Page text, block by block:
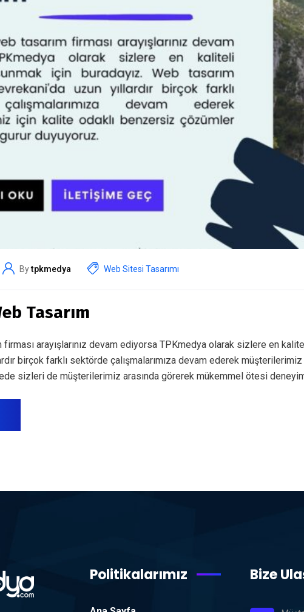
Bytpkmedya Web Sitesi Tasarımı
Tasarım
firması arayışlarınız devam ediyorsa TPKmedya olarak sizlere en
birçok farklı sektörde çalışmalarımıza devam ederek
sizleri de müşterilerimiz arasında görerek mükemmel ötesi
Politikalarımız Bize